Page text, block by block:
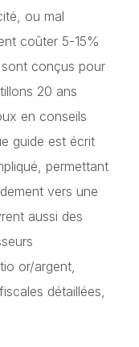
ou mal
coûter 5-15%
conçus pour
20 ans
en conseils
guide est écrit
permettant
vers une
aussi des
or/argent,
détaillées,